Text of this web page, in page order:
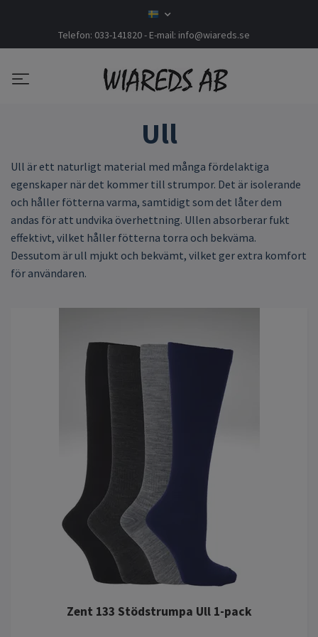
Telefon: 033-141820 - E-mail: info@wiareds.se
Ull
Ull är ett naturligt material med många fördelaktiga
egenskaper när det kommer till strumpor. Det är isolerande
och håller fötterna varma, samtidigt som det låter dem
andas för att undvika överhettning. Ullen absorberar fukt
effektivt, vilket håller fötterna torra och bekväma.
Dessutom är ull mjukt och bekvämt, vilket ger extra komfort
för användaren.
Zent 133 Stödstrumpa Ull 1-pack